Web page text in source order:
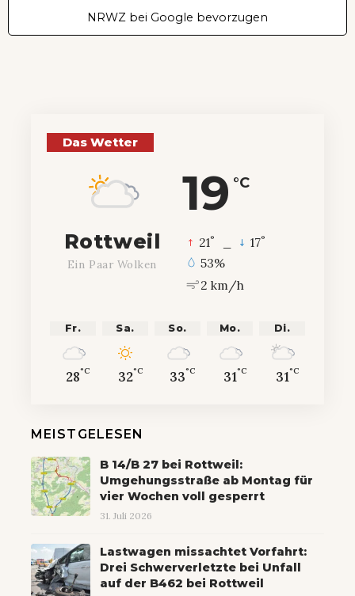
NRWZ bei Google bevorzugen
Das Wetter
19 °C
Rottweil
Ein Paar Wolken
21° 17°
53%
2 km/h
Fr.
28°C
Sa.
32°C
So.
33°C
Mo.
31°C
Di.
31°C
MEISTGELESEN
B 14/B 27 bei Rottweil:
Umgehungsstraße ab Montag für
vier Wochen voll gesperrt
31. Juli 2026
Lastwagen missachtet Vorfahrt:
Drei Schwerverletzte bei Unfall
auf der B462 bei Rottweil